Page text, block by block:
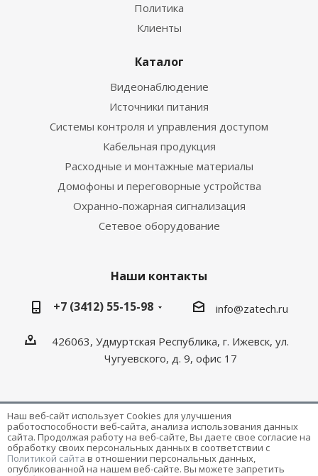
Политика
Клиенты
Каталог
Видеонаблюдение
Источники питания
Системы контроля и управления доступом
Кабельная продукция
Расходные и монтажные материалы
Домофоны и переговорные устройства
Охранно-пожарная сигнализация
Сетевое оборудование
Наши контакты
+7 (3412) 55-15-98
info@zatech.ru
426063, Удмуртская Республика, г. Ижевск, ул.
Чугуевского, д. 9, офис 17
Разработка и поддержка сайта -Victory
Наш веб-сайт использует Cookies для улучшения
работоспособности веб-сайта, анализа использования данных
сайта. Продолжая работу на веб-сайте, Вы даете свое согласие на
обработку своих персональных данных в соответствии с
Политикой сайта в отношении персональных данных,
опубликованной на нашем веб-сайте. Вы можете запретить